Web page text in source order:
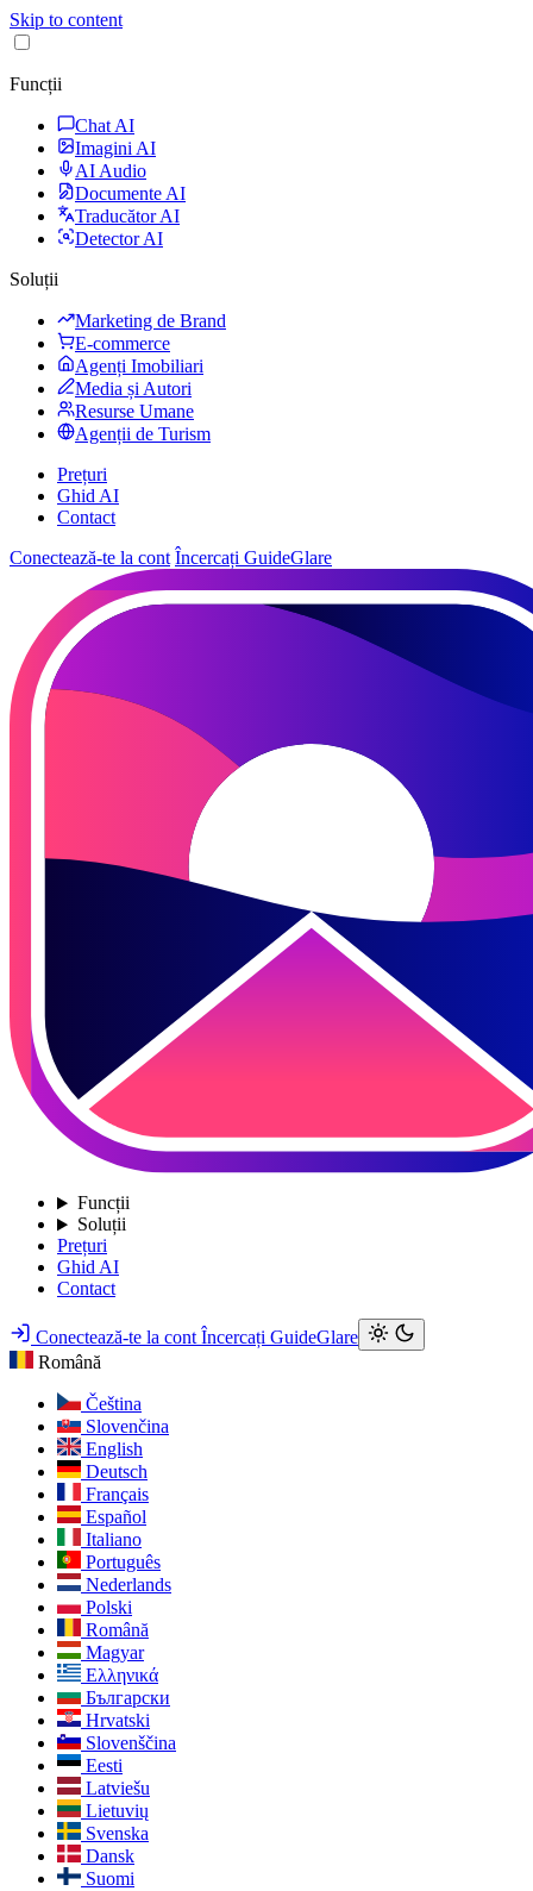
Skip to content
Funcții
Chat AI
Imagini AI
AI Audio
Documente AI
Traducător AI
Detector AI
Soluții
Marketing de Brand
E-commerce
Agenți Imobiliari
Media și Autori
Resurse Umane
Agenții de Turism
Prețuri
Ghid AI
Contact
Conectează-te la cont Încercați GuideGlare
Funcții
Soluții
Prețuri
Ghid AI
Contact
Conectează-te la cont Încercați GuideGlare
Română
Čeština
Slovenčina
English
Deutsch
Français
Español
Italiano
Português
Nederlands
Polski
Română
Magyar
Ελληνικά
Български
Hrvatski
Slovenščina
Eesti
Latviešu
Lietuvių
Svenska
Dansk
Suomi